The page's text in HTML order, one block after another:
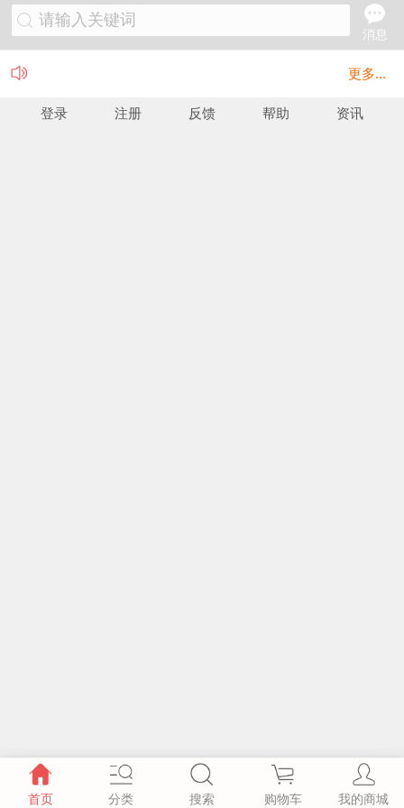
请输入关键词
消息
更多...
登录 注册 反馈 帮助 资讯
首页 分类 搜索 购物车 我的商城